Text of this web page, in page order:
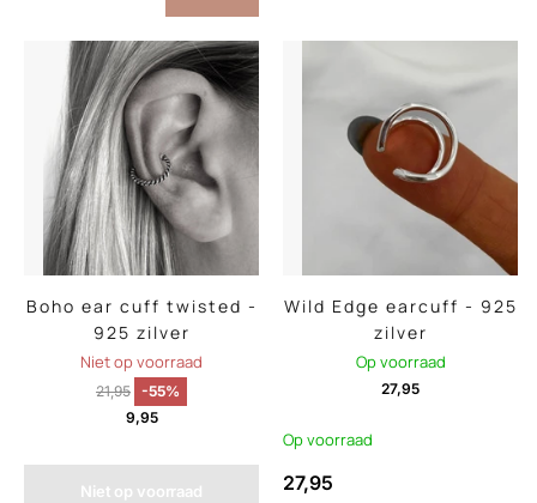
Boho ear cuff twisted -
925 zilver
Niet op voorraad
21,95 -55%
9,95
Niet op voorraad
Wild Edge earcuff - 925
zilver
Op voorraad
27,95
Op voorraad
27,95